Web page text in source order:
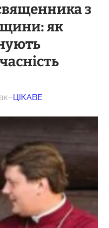
з
як
–ЦІКАВЕ